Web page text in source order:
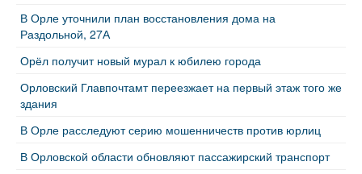
В Орле уточнили план восстановления дома на
Раздольной, 27А
Орёл получит новый мурал к юбилею города
Орловский Главпочтамт переезжает на первый этаж того же
здания
В Орле расследуют серию мошенничеств против юрлиц
В Орловской области обновляют пассажирский транспорт